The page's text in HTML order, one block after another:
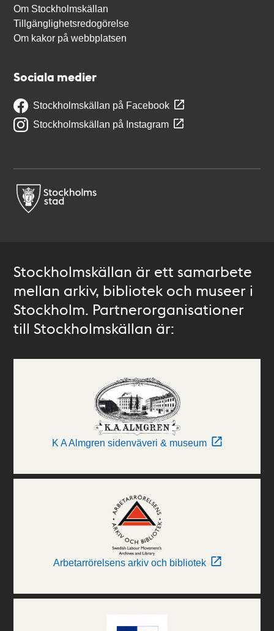
Om Stockholmskällan
Tillgänglighetsredogörelse
Om kakor på webbplatsen
Sociala medier
Stockholmskällan på Facebook
Stockholmskällan på Instagram
Stockholmskällan är ett samarbete
mellan arkiv, bibliotek och museer i
Stockholm. Partnerorganisationer
till Stockholmskällan är:
K A Almgren sidenväveri & museum
Arbetarrörelsens arkiv och bibliotek